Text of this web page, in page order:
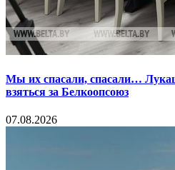
Мы их спасали, спасали…
взяться за Белкоопсоюз
07.08.2026